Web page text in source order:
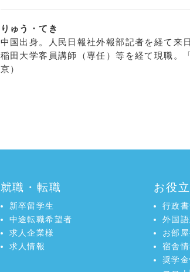
りゅう・てき
中国出身。人民日報社外報部記者を経て来
稲田大学客員講師（専任）等を経て現職。
京）
就職・転職
新卒留学生
中途転職希望者
求人企業様
求人情報
お役
行政
外国
お部
宿舎情
奨学